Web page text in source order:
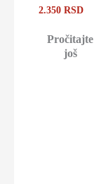
Ocenjeno sa
2.350RSD
Pročitajte
još